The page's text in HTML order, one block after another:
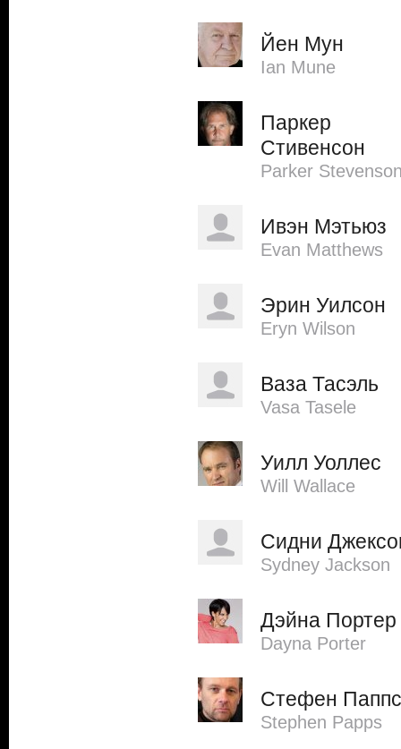
Йен Мун
Ian Mune
Паркер
Стивенсон
Parker
Ивэн Мэтьюз
Evan Matthews
Эрин Уилсон
Eryn Wilson
Ваза Тасэль
Vasa Tasele
Уилл Уоллес
Will Wallace
Сидни
Sydney Jackson
Дэйна Портер
Dayna Porter
Стефен Паппс
Stephen Papps